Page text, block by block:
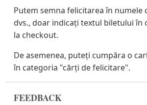
Putem semna felicitarea în numele
dvs., doar indicați textul biletului în
la checkout.
De asemenea, puteți cumpăra o
în categoria "cărți de felicitare".
FEEDBACK